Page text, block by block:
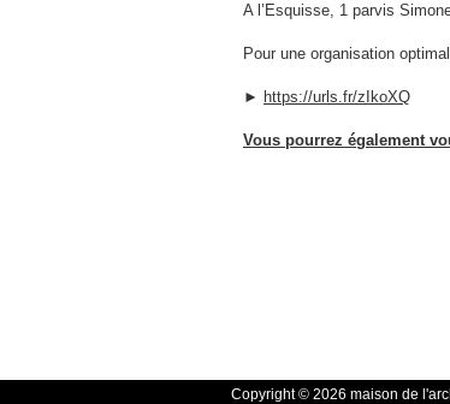
A l’Esquisse, 1 parvis
Pour une organisation
► https://urls.fr/zIkoXQ
Vous pourrez également
Copyright © 2026 maison de